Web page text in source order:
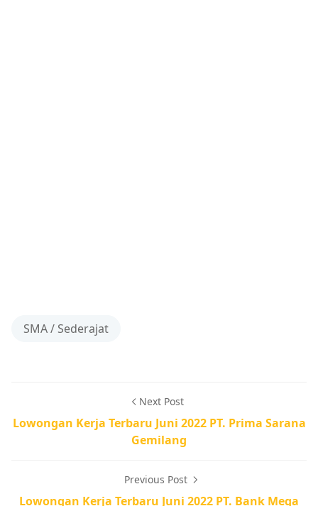
SMA / Sederajat
Next Post
Lowongan Kerja Terbaru Juni 2022 PT. Prima Sarana
Gemilang
Previous Post
Lowongan Kerja Terbaru Juni 2022 PT. Bank Mega